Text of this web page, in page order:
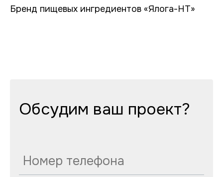
Бренд пищевых ингредиентов «Ялога-НТ»
Обсудим ваш проект?